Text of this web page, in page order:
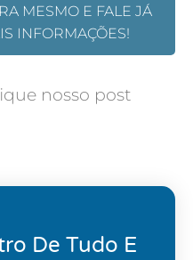
MESMO E FALE JÁ
INFORMAÇÕES!
nosso post
De Tudo E